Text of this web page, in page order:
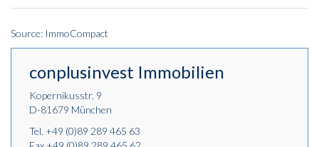
Source: ImmoCompact
conplusinvest Immobilien
Kopernikusstr. 9
D-81679 München
Tel. +49 (0)89 289 465 63